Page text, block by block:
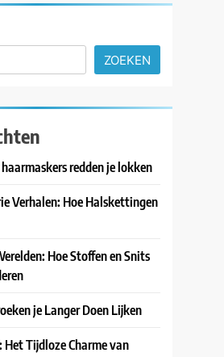
ZOEKEN
redden je lokken
Verhalen: Hoe Halskettingen
Hoe Stoffen en Snits
je Langer Doen Lijken
Het Tijdloze Charme van